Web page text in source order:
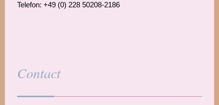
Telefon: +49 (0) 228 50208-2186
Contact